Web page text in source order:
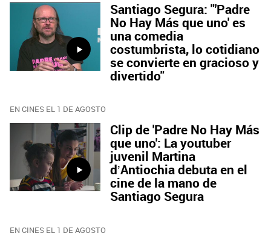
Santiago Segura: "'Padre
No Hay Más que uno' es
una comedia
costumbrista, lo cotidiano
se convierte en gracioso y
divertido"
EN CINES EL 1 DE AGOSTO
Clip de 'Padre No Hay Más
que uno': La youtuber
juvenil Martina
d’Antiochia debuta en el
cine de la mano de
Santiago Segura
EN CINES EL 1 DE AGOSTO